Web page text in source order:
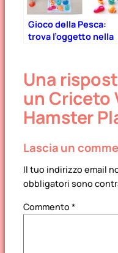
Gioco della Pesca:
trova l’oggetto nella
Una
un Criceto
Hamster
Lascia un
Il tuo indirizzo email
obbligatori sono
Commento *